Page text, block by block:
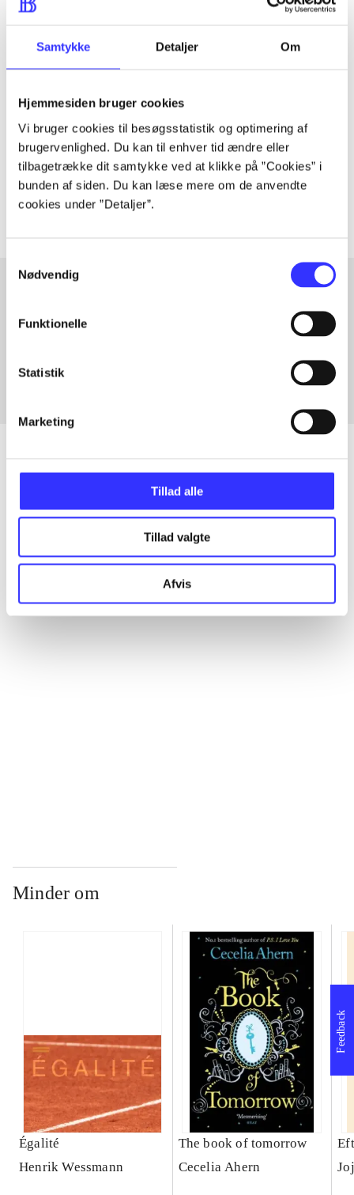
Samtykke Detaljer Om
Hjemmesiden bruger cookies
Vi bruger cookies til besøgsstatistik og optimering af
brugervenlighed. Du kan til enhver tid ændre eller
tilbagetrække dit samtykke ved at klikke på ”Cookies” i
bunden af siden. Du kan læse mere om de anvendte
cookies under ”Detaljer”.
Nødvendig
Funktionelle
Statistik
Marketing
Tillad alle
Tillad valgte
Afvis
Tidsskrift
lorem ipsum dolor sit amet ...
Artiklerne i handler ofte om
Artikler med samme emner
Alle registrerede artikler fordelt på udgivelser
...
...
Minder om
Égalité
Henrik Wessmann
The book of tomorrow
Cecelia Ahern
Feedback